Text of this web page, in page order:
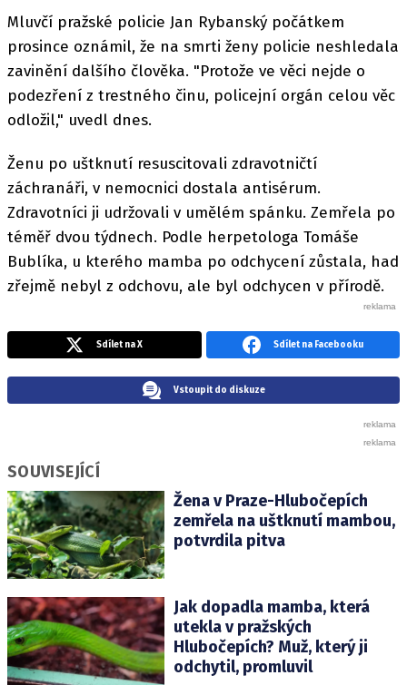
Mluvčí pražské policie Jan Rybanský počátkem
prosince oznámil, že na smrti ženy policie neshledala
zavinění dalšího člověka. "Protože ve věci nejde o
podezření z trestného činu, policejní orgán celou věc
odložil," uvedl dnes.
Ženu po uštknutí resuscitovali zdravotničtí
záchranáři, v nemocnici dostala antisérum.
Zdravotníci ji udržovali v umělém spánku. Zemřela po
téměř dvou týdnech. Podle herpetologa Tomáše
Bublíka, u kterého mamba po odchycení zůstala, had
zřejmě nebyl z odchovu, ale byl odchycen v přírodě.
Sdílet na X Sdílet na Facebooku
Vstoupit do diskuze
SOUVISEJÍCÍ
Žena v Praze-Hlubočepích
zemřela na uštknutí mambou,
potvrdila pitva
Jak dopadla mamba, která
utekla v pražských
Hlubočepích? Muž, který ji
odchytil, promluvil